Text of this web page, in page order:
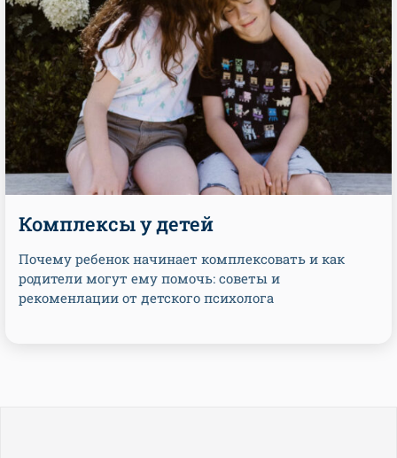
Комплексы у детей
Почему ребенок начинает комплексовать и как
родители могут ему помочь: советы и
рекоменлации от детского психолога